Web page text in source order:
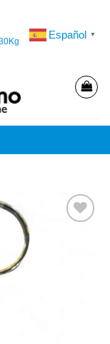
Español ▼